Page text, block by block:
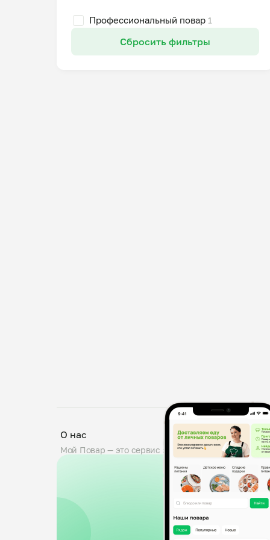
Профессиональный повар 1
Сбросить фильтры
О нас
Мой Повар — это сервис заказа блюд от личных
проходят тщательную проверку: мы дегустируем
знакомим поваров с требованиями пищевой
0,5 кг. Вы можете оставить комментарий к
доставка от любого повара.